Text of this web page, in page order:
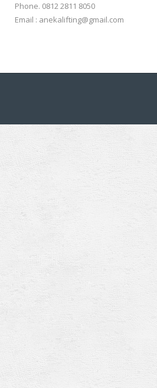
Phone. 0812 2811 8050
Email : anekalifting@gmail.com